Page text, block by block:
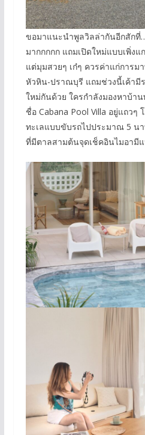
ขอมาแนะนำพูลวิลล่ากันอีกสักที่
มากกกกก แถมเปิดใหม่แบบเพิ่งแ
แต่มุมสวยๆ เก๋ๆ ควรค่าแก่การ
หัวหิน-ปราณบุรี แถมช่วงนี้เค้ามี
ใหม่กันด้วย ใครกำลังมองหาบ้า
ชื่อ Cabana Pool Villa อยู่แถว
ทะเลแบบขับรถไปประมาณ 5 นา
ที่มีตาลสามต้นจุดเช็คอินไมอามี